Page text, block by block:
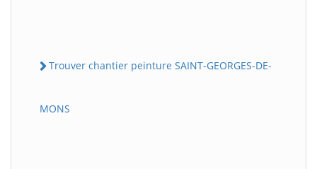
Trouver chantier peinture SAINT-GEORGES-DE-
MONS